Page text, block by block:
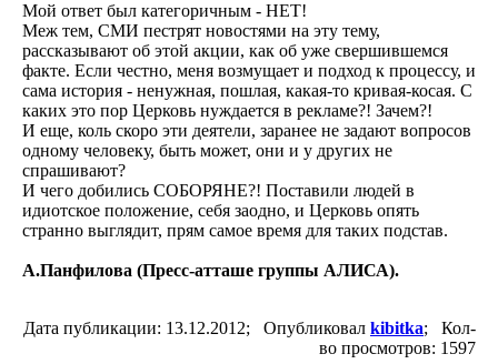
Мой ответ был категоричным - НЕТ!
Меж тем, СМИ пестрят новостями на эту тему,
рассказывают об этой акции, как об уже свершившемся
факте. Если честно, меня возмущает и подход к процессу, и
сама история - ненужная, пошлая, какая-то кривая-косая. С
каких это пор Церковь нуждается в рекламе?! Зачем?!
И еще, коль скоро эти деятели, заранее не задают вопросов
одному человеку, быть может, они и у других не
спрашивают?
И чего добились СОБОРЯНЕ?! Поставили людей в
идиотское положение, себя заодно, и Церковь опять
странно выглядит, прям самое время для таких подстав.
А.Панфилова (Пресс-атташе группы АЛИСА).
Дата публикации: 13.12.2012; Опубликовал kibitka; Кол-
во просмотров: 1597